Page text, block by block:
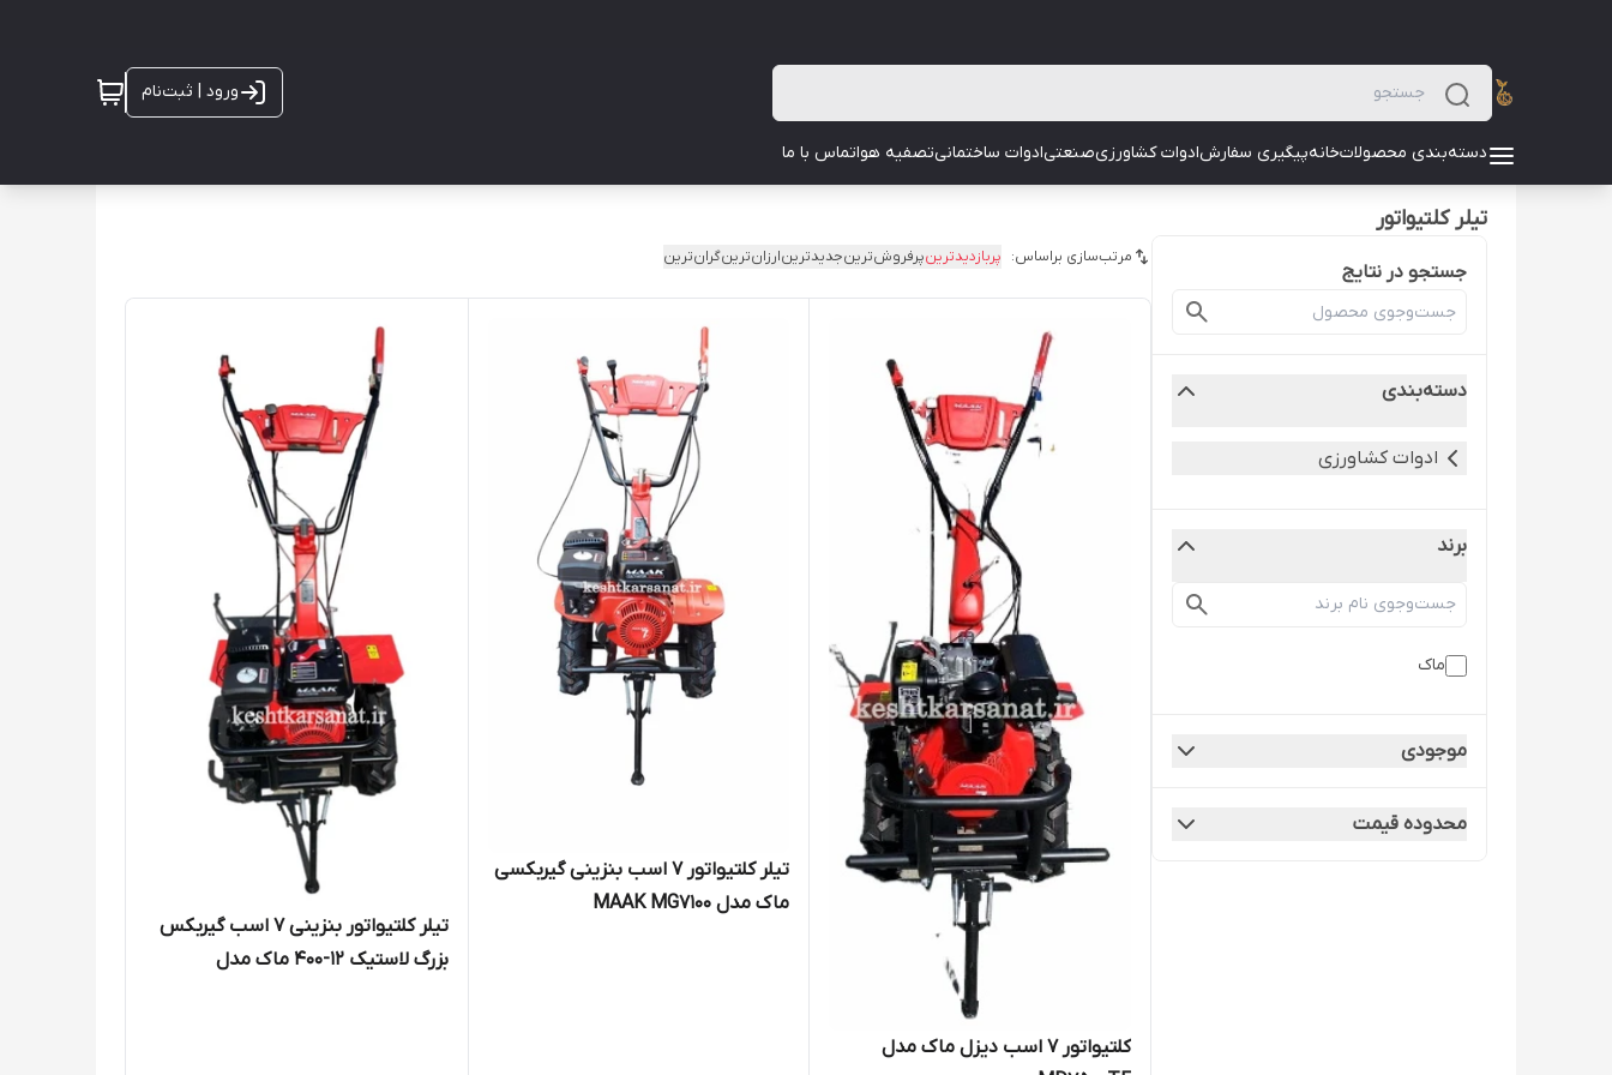
ورود | ثبت‌نام
دسته‌بندی محصولاتخانهپیگیری سفارشادوات کشاورزیصنعتیادوات ساختمانیتصفیه هواتماس با ما
تیلر کلتیواتور
جستجو در نتایج
دسته‌بندی
ادوات کشاورزی
برند
ماک
موجودی
محدوده قیمت
مرتب‌سازی براساس: پربازدیدترینپرفروش‌ترینجدیدترینارزان‌ترینگران‌ترین
کلتیواتور 7 اسب دیزل ماک مدل
تیلر کلتیواتور 7 اسب بنزینی گیربکسی
ماک مدل MAAK MG7100
تیلر کلتیواتور بنزینی 7 اسب گیربکس
بزرگ لاستیک 12-400 ماک مدل